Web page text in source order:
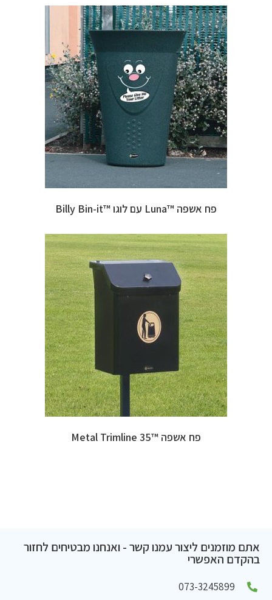
פח אשפה ™Luna עם לוגו ™Billy Bin-it
פח אשפה ™Metal Trimline 35
אתם מוזמנים ליצור עמנו קשר - ואנחנו מבטיחים לחזור
בהקדם האפשרי
073-3245899